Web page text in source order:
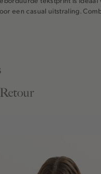
een casual uitstraling.